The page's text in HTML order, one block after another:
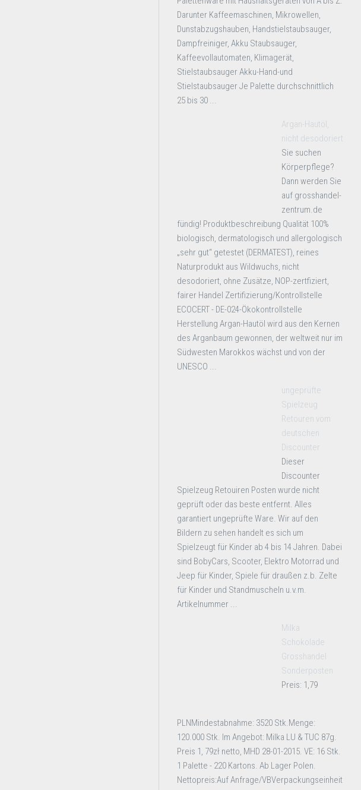
Darunter Kaffeemaschinen, Mikrowellen,
Dunstabzugshauben, Handstielstaubsauger,
Dampfreiniger, Akku Staubsauger,
Kaffeevollautomaten, Klimagerät,
Stielstaubsauger Akku-Hand-und
Stielstaubsauger Je Palette durchschnittlich
25 bis 30 ...
Argan-Hautöl,
nicht desodoriert
Sie suchen
Körperpflege?
Dann werden Sie
auf grosshandel-
zentrum.de
fündig! Produktbeschreibung Qualität 100%
biologisch, dermatologisch und allergologisch
„sehr gut“ getestet (DERMATEST), reines
Naturprodukt aus Wildwuchs, nicht
desodoriert, ohne Zusätze, NOP-zertfiziert,
fairer Handel Zertifizierung/Kontrollstelle
ECOCERT - DE-024-Ökokontrollstelle
Herstellung Argan-Hautöl wird aus den Kernen
des Arganbaum gewonnen, der weltweit nur im
Südwesten Marokkos wächst und von der
UNESCO ...
ungeprüfte
Spielzeug
Retouren vom
deutschen
Discounter
Dieser
Discounter
Spielzeug Retouiren Posten wurde nicht
geprüft oder das beste entfernt. Alles
garantiert ungeprüfte Ware. Wir auf den
Bildern zu sehen handelt es sich um
Spielzeugt für Kinder ab 4 bis 14 Jahren. Dabei
sind BobyCars, Scooter, Elektro Motorrad und
Jeep für Kinder, Spiele für draußen z.b. Zelte
für Kinder und Standmuscheln u.v.m.
Artikelnummer ...
Milka
Schokolade
Grosshandel
Sonderposten
Preis: 1,79
PLNMindestabnahme: 3520 Stk.Menge:
120.000 Stk. Im Angebot: Milka LU & TUC 87g.
Preis 1, 79zł netto, MHD 28-01-2015. VE: 16 Stk.
1 Palette - 220 Kartons. Ab Lager Polen.
Nettopreis:Auf Anfrage/VBVerpackungseinheit